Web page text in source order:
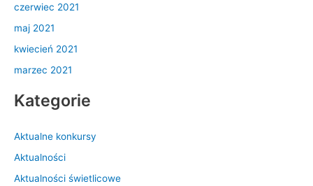
czerwiec 2021
maj 2021
kwiecień 2021
marzec 2021
Kategorie
Aktualne konkursy
Aktualności
Aktualności świetlicowe